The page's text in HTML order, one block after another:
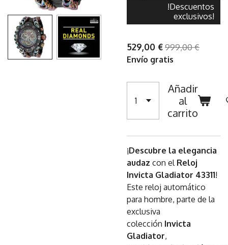
!Descuentos
exclusivos!
529,00 €999,00 €
Envío gratis
Añadir
al
carrito
¡Descubre la elegancia
audaz con el Reloj
Invicta Gladiator 43311!
Este reloj automático
para hombre, parte de la
exclusiva
colección Invicta
Gladiator,